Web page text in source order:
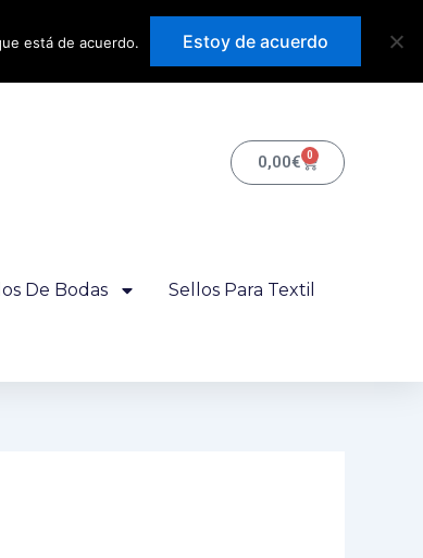
incluido
0,00€ 0
Carrito
De Bodas Sellos Para Textil
está de acuerdo. Estoy de acuerdo